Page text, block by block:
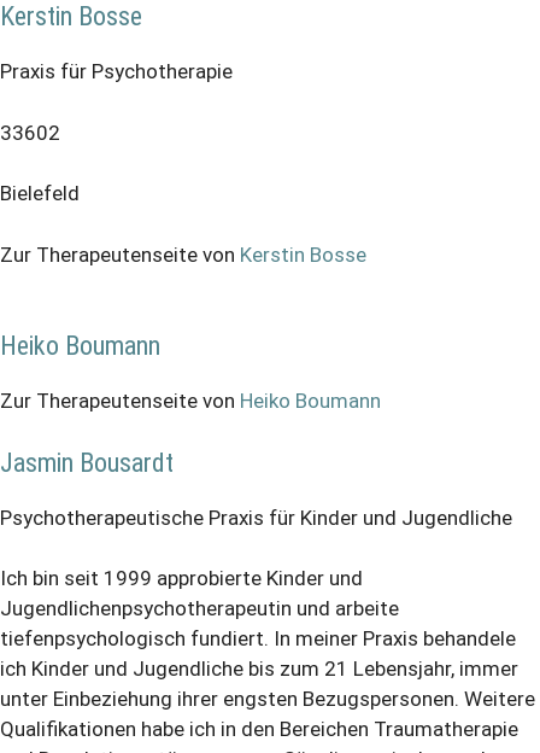
Kerstin Bosse
Praxis für Psychotherapie
33602
Bielefeld
Zur Therapeutenseite von Kerstin Bosse
Heiko Boumann
Zur Therapeutenseite von Heiko Boumann
Jasmin Bousardt
Psychotherapeutische Praxis für Kinder und Jugendliche
Ich bin seit 1999 approbierte Kinder und
Jugendlichenpsychotherapeutin und arbeite
tiefenpsychologisch fundiert. In meiner Praxis behandele
ich Kinder und Jugendliche bis zum 21 Lebensjahr, immer
unter Einbeziehung ihrer engsten Bezugspersonen. Weitere
Qualifikationen habe ich in den Bereichen Traumatherapie